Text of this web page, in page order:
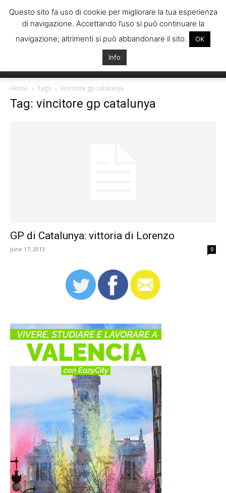
Italiani
Home Tags Vincitore gp catalunya
Tag: vincitore gp catalunya
GP di Catalunya: vittoria di Lorenzo
June 17, 2013 0
Questo sito fa uso di cookie per migliorare la tua esperienza
di navigazione. Accettando l’uso si può continuare la
navigazione; altrimenti si può abbandonare il sito.
OK
Info